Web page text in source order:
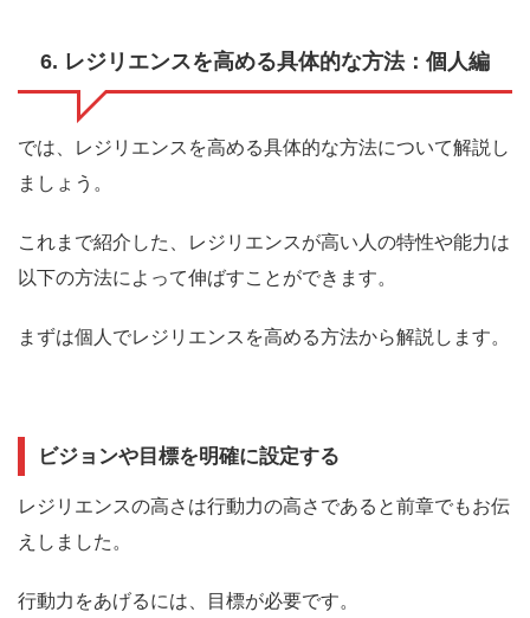
6. レジリエンスを高める具体的な方法：個人編
では、レジリエンスを高める具体的な方法について解説し
ましょう。
これまで紹介した、レジリエンスが高い人の特性や能力は
以下の方法によって伸ばすことができます。
まずは個人でレジリエンスを高める方法から解説します。
ビジョンや目標を明確に設定する
レジリエンスの高さは行動力の高さであると前章でもお伝
えしました。
行動力をあげるには、 目標が必要です。